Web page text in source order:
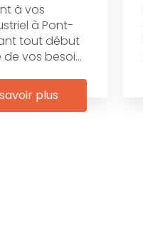
à vos
à Pont-
tout début
vos besoi...
plus